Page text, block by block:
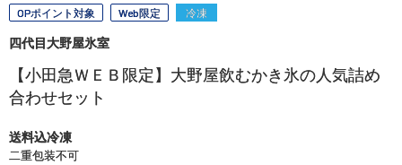
OPポイント対象 Web限定 冷凍
四代目大野屋氷室
【小田急ＷＥＢ限定】大野屋飲むかき氷の人気詰め
合わせセット
送料込冷凍
二重包装不可